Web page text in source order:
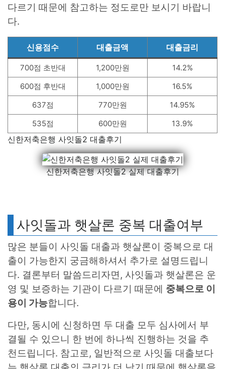
다르기 때문에 참고하는 정도로만 보시기 바랍니
다.
신용점수 대출금액 대출금리
700점 초반대 1,200만원
14.2%
600점 후반대
1,000만원
16.5%
637점
770만원
14.95%
535점
600만원 13.9%
신한저축은행 사잇돌2 대출후기
신한저축은행 사잇돌2 실제 대출후기
사잇돌과 햇살론 중복 대출여부
많은 분들이 사잇돌 대출과 햇살론이 중복으로 대
출이 가능한지 궁금해하셔서 추가로 설명드립니
다. 결론부터 말씀드리자면, 사잇돌과 햇살론은 운
영 및 보증하는 기관이 다르기 때문에 중복으로 이
용이 가능합니다.
다만, 동시에 신청하면 두 대출 모두 심사에서 부
결될 수 있으니 한 번에 하나씩 진행하는 것을 추
천드립니다. 참고로, 일반적으로 사잇돌 대출보다